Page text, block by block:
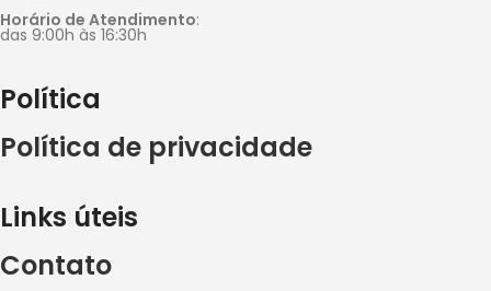
Horário de Atendimento:
das 9:00h às 16:30h
Política
Política de privacidade
Links úteis
Contato